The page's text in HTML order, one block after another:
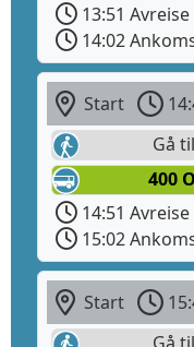
13:51
14:02
Start
Gå
400
14:51
15:02
Start